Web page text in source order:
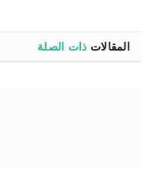
المقالات ذات الصلة